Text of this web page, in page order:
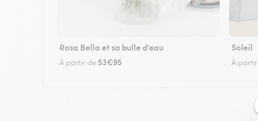
Rosa Bella et sa bulle d'eau
À partir de 53€95
Soleil
À